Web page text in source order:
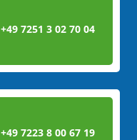
+49 7251 3 02 70 04
+49 7223 8 00 67 19